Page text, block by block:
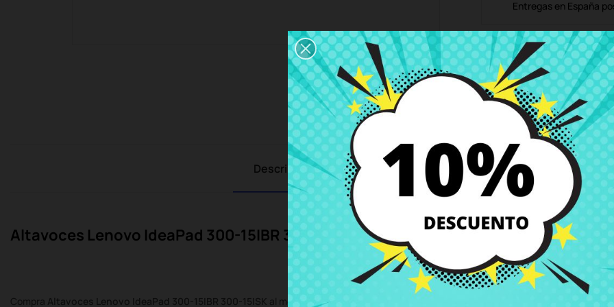
Entregas en España
Política de Devolución
Puedes devolver
Descripción Detalles del producto Grados
Altavoces Lenovo IdeaPad 300-15IBR 300-15ISK
Compra Altavoces Lenovo IdeaPad 300-15IBR 300-15ISK al mejor precio en CRParts - PRODUCTO USADO ORIGINAL - disponible